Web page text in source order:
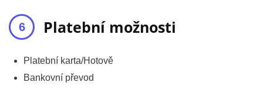
Platební možnosti
Platební karta/Hotově
Bankovní převod